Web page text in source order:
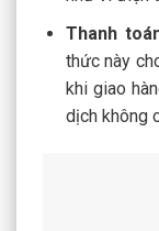
Thanh
thức này
khi giao
dịch không